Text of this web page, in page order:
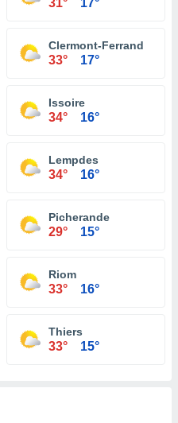
31° 17°
Clermont-Ferrand
33° 17°
Issoire
34° 16°
Lempdes
34° 16°
Picherande
29° 15°
Riom
33° 16°
Thiers
33° 15°